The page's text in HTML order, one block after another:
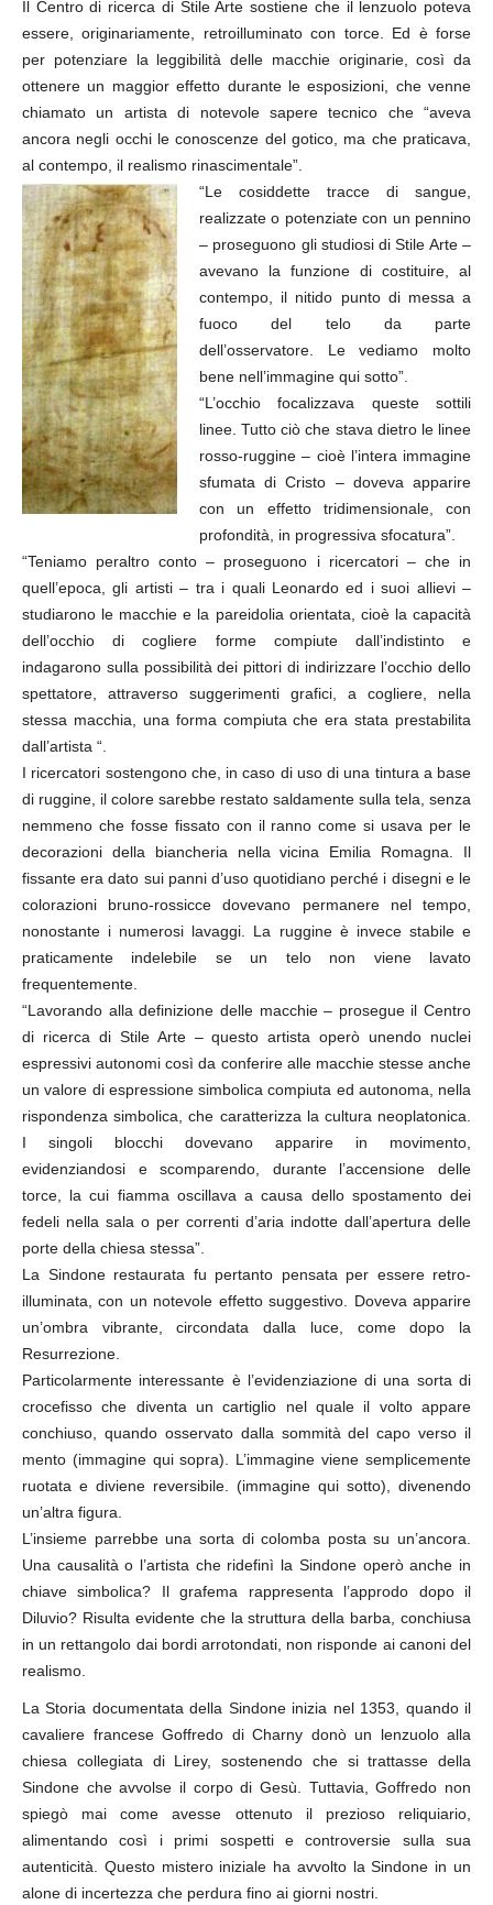
Il Centro di ricerca di Stile Arte sostiene che il lenzuolo poteva
essere, originariamente, retroilluminato con torce. Ed è forse
per potenziare la leggibilità delle macchie originarie, così da
ottenere un maggior effetto durante le esposizioni, che venne
chiamato un artista di notevole sapere tecnico che “aveva
ancora negli occhi le conoscenze del gotico, ma che praticava,
al contempo, il realismo rinascimentale”.
“Le cosiddette tracce di sangue,
realizzate o potenziate con un pennino
– proseguono gli studiosi di Stile Arte –
avevano la funzione di costituire, al
contempo, il nitido punto di messa a
fuoco del telo da parte
dell’osservatore. Le vediamo molto
bene nell’immagine qui sotto”.
“L’occhio focalizzava queste sottili
linee. Tutto ciò che stava dietro le linee
rosso-ruggine – cioè l’intera immagine
sfumata di Cristo – doveva apparire
con un effetto tridimensionale, con
profondità, in progressiva sfocatura”.
“Teniamo peraltro conto – proseguono i ricercatori – che in
quell’epoca, gli artisti – tra i quali Leonardo ed i suoi allievi –
studiarono le macchie e la pareidolia orientata, cioè la capacità
dell’occhio di cogliere forme compiute dall’indistinto e
indagarono sulla possibilità dei pittori di indirizzare l’occhio dello
spettatore, attraverso suggerimenti grafici, a cogliere, nella
stessa macchia, una forma compiuta che era stata prestabilita
dall’artista “.
I ricercatori sostengono che, in caso di uso di una tintura a base
di ruggine, il colore sarebbe restato saldamente sulla tela, senza
nemmeno che fosse fissato con il ranno come si usava per le
decorazioni della biancheria nella vicina Emilia Romagna. Il
fissante era dato sui panni d’uso quotidiano perché i disegni e le
colorazioni bruno-rossicce dovevano permanere nel tempo,
nonostante i numerosi lavaggi. La ruggine è invece stabile e
praticamente indelebile se un telo non viene lavato
frequentemente.
“Lavorando alla definizione delle macchie – prosegue il Centro
di ricerca di Stile Arte – questo artista operò unendo nuclei
espressivi autonomi così da conferire alle macchie stesse anche
un valore di espressione simbolica compiuta ed autonoma, nella
rispondenza simbolica, che caratterizza la cultura neoplatonica.
I singoli blocchi dovevano apparire in movimento,
evidenziandosi e scomparendo, durante l’accensione delle
torce, la cui fiamma oscillava a causa dello spostamento dei
fedeli nella sala o per correnti d’aria indotte dall’apertura delle
porte della chiesa stessa”.
La Sindone restaurata fu pertanto pensata per essere retro-
illuminata, con un notevole effetto suggestivo. Doveva apparire
un’ombra vibrante, circondata dalla luce, come dopo la
Resurrezione.
Particolarmente interessante è l’evidenziazione di una sorta di
crocefisso che diventa un cartiglio nel quale il volto appare
conchiuso, quando osservato dalla sommità del capo verso il
mento (immagine qui sopra). L’immagine viene semplicemente
ruotata e diviene reversibile. (immagine qui sotto), divenendo
un’altra figura.
L’insieme parrebbe una sorta di colomba posta su un’ancora.
Una causalità o l’artista che ridefinì la Sindone operò anche in
chiave simbolica? Il grafema rappresenta l’approdo dopo il
Diluvio? Risulta evidente che la struttura della barba, conchiusa
in un rettangolo dai bordi arrotondati, non risponde ai canoni del
realismo.
La Storia documentata della Sindone inizia nel 1353, quando il
cavaliere francese Goffredo di Charny donò un lenzuolo alla
chiesa collegiata di Lirey, sostenendo che si trattasse della
Sindone che avvolse il corpo di Gesù. Tuttavia, Goffredo non
spiegò mai come avesse ottenuto il prezioso reliquiario,
alimentando così i primi sospetti e controversie sulla sua
autenticità. Questo mistero iniziale ha avvolto la Sindone in un
alone di incertezza che perdura fino ai giorni nostri.